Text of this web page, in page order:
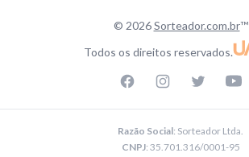
© 2026Sorteador.com.br™
Todos os direitos reservados.
Razão Social: Sorteador Ltda.
CNPJ: 35.701.316/0001-95